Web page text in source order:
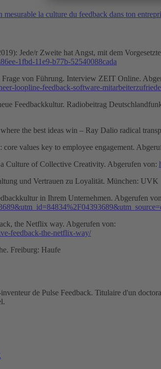
mesurable la culture du feedback dans ton
Jede/r Zweite hat Angst, mit dem
1fbd-11e9-b77b-52540088cada
Frage von Führung. Interview ZEIT Online.
loopline-feedback-software-
Feedbackkultur. Radiobeitrag
the best ideas win – Ray Dalio radical
values key to employee engagement.
Culture of Collective Creativity. Abgerufen von:
und Vertrauen zu Loyalität. München: UVK
in Ihrem Unternehmen. Abgerufen
the Netflix way. Abgerufen von:
feedback-the-netflix-way/
Freiburg: Haufe
de Pulse Feedback. Titulaire d'un